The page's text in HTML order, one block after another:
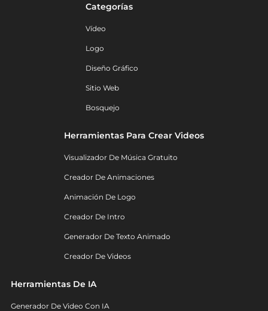
Categorías
Vídeo
Logo
Diseño Gráfico
Sitio Web
Bosquejo
Herramientas Para Crear Videos
Visualizador De Música Gratuito
Creador De Animaciones
Animación De Logo
Creador De Intro
Generador De Texto Animado
Creador De Videos
Herramientas De IA
Generador De Video Con IA